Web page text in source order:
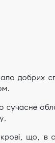
добрих
сучасне
що, в